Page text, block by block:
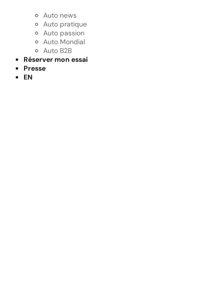
Auto news
Auto pratique
Auto passion
Auto Mondial
Auto B2B
Réserver mon essai
Presse
EN